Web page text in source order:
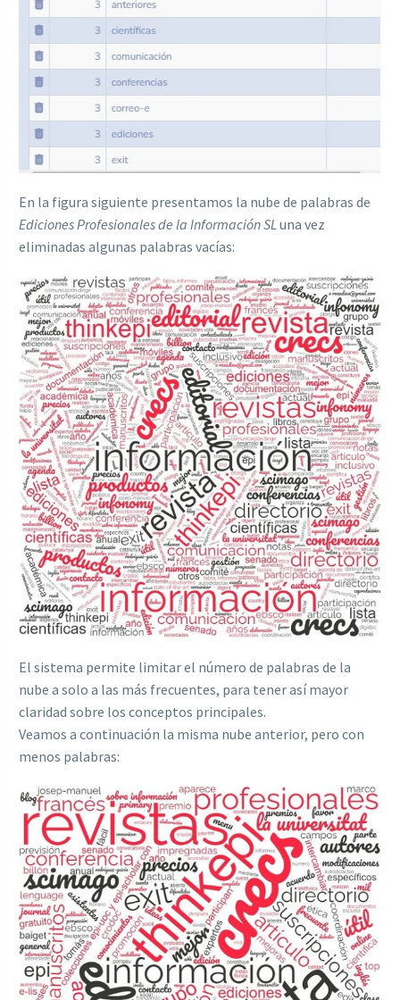
En la figura siguiente presentamos la nube de palabras de
Ediciones Profesionales de la Información SLuna vez
eliminadas algunas palabras vacías:
El sistema permite limitar el número de palabras de la
nube a solo a las más frecuentes, para tener así mayor
claridad sobre los conceptos principales.
Veamos a continuación la misma nube anterior, pero con
menos palabras: